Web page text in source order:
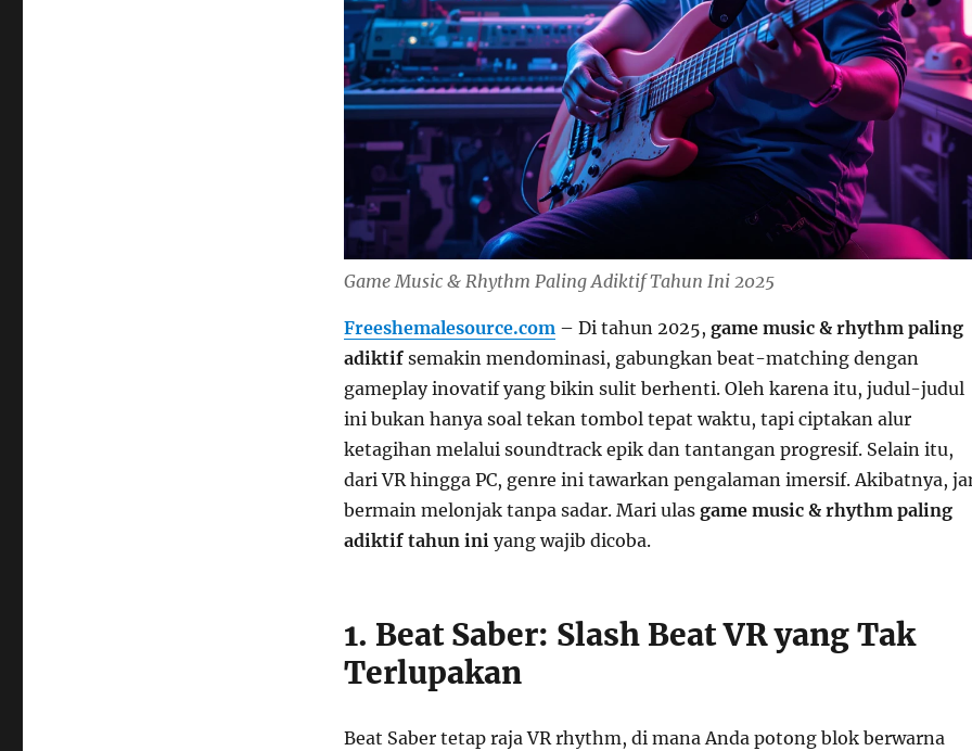
Game Music & Rhythm Paling Adiktif Tahun Ini 2025
Freeshemalesource.com– Di tahun 2025, game music & rhythm paling
adiktifsemakin mendominasi, gabungkan beat-matching dengan
gameplay inovatif yang bikin sulit berhenti. Oleh karena itu, judul-judul
ini bukan hanya soal tekan tombol tepat waktu, tapi ciptakan alur
ketagihan melalui soundtrack epik dan tantangan progresif. Selain itu,
dari VR hingga PC, genre ini tawarkan pengalaman imersif. Akibatnya,
bermain melonjak tanpa sadar. Mari ulas game music & rhythm paling
adiktif tahun iniyang wajib dicoba.
1. Beat Saber: Slash Beat VR yang Tak
Terlupakan
Beat Saber tetap raja VR rhythm, di mana Anda potong blok berwarna